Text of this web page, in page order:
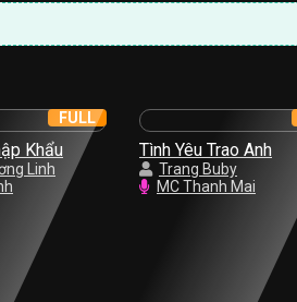
Khẩu
Linh
FULL
Tình Yêu Trao Anh
Trang Buby
MC Thanh Mai